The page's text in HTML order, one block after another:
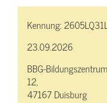
Kennung:
23.09.2026
BBG-
12,
47167 Duisburg